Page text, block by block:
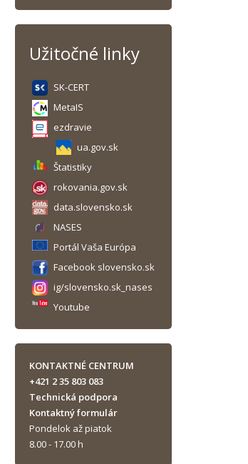
Užitočné linky
SK-CERT
MetaIS
ezdravie
ua.gov.sk
Štatistiky
rokovania.gov.sk
data.slovensko.sk
NASES
Portál Vaša Európa
Facebook slovensko.sk
ig/slovensko.sk_nases
Youtube
KONTAKTNÉ CENTRUM
+421 2 35 803 083
Technická podpora
Kontaktný formulár
Pondelok až piatok
8.00 - 17.00 h